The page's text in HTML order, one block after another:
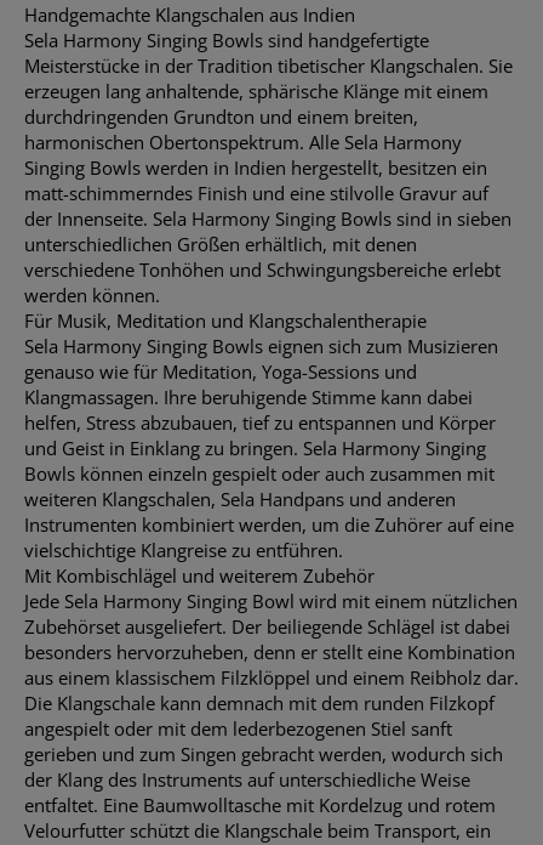
cm)
Menge
Handgemachte Klangschalen aus Indien
Sela Harmony Singing Bowls sind handgefertigte
Meisterstücke in der Tradition tibetischer Klangschalen. Sie
erzeugen lang anhaltende, sphärische Klänge mit einem
durchdringenden Grundton und einem breiten,
harmonischen Obertonspektrum. Alle Sela Harmony
Singing Bowls werden in Indien hergestellt, besitzen ein
matt-schimmerndes Finish und eine stilvolle Gravur auf
der Innenseite. Sela Harmony Singing Bowls sind in sieben
unterschiedlichen Größen erhältlich, mit denen
verschiedene Tonhöhen und Schwingungsbereiche erlebt
werden können.
Für Musik, Meditation und Klangschalentherapie
Sela Harmony Singing Bowls eignen sich zum Musizieren
genauso wie für Meditation, Yoga-Sessions und
Klangmassagen. Ihre beruhigende Stimme kann dabei
helfen, Stress abzubauen, tief zu entspannen und Körper
und Geist in Einklang zu bringen. Sela Harmony Singing
Bowls können einzeln gespielt oder auch zusammen mit
weiteren Klangschalen, Sela Handpans und anderen
Instrumenten kombiniert werden, um die Zuhörer auf eine
vielschichtige Klangreise zu entführen.
Mit Kombischlägel und weiterem Zubehör
Jede Sela Harmony Singing Bowl wird mit einem nützlichen
Zubehörset ausgeliefert. Der beiliegende Schlägel ist dabei
besonders hervorzuheben, denn er stellt eine Kombination
aus einem klassischem Filzklöppel und einem Reibholz dar.
Die Klangschale kann demnach mit dem runden Filzkopf
angespielt oder mit dem lederbezogenen Stiel sanft
gerieben und zum Singen gebracht werden, wodurch sich
der Klang des Instruments auf unterschiedliche Weise
entfaltet. Eine Baumwolltasche mit Kordelzug und rotem
Velourfutter schützt die Klangschale beim Transport, ein